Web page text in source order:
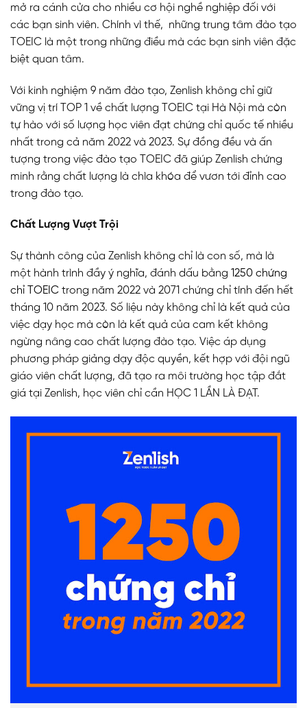
mở ra cánh cửa cho nhiều cơ hội nghề nghiệp đối với
các bạn sinh viên. Chính vì thế, những trung tâm đào tạo
TOEIC là một trong những điều mà các bạn sinh viên đặc
biệt quan tâm.
Với kinh nghiệm 9 năm đào tạo, Zenlish không chỉ giữ
vững vị trí TOP 1 về chất lượng TOEIC tại Hà Nội mà còn
tự hào với số lượng học viên đạt chứng chỉ quốc tế nhiều
nhất trong cả năm 2022 và 2023. Sự đồng đều và ấn
tượng trong việc đào tạo TOEIC đã giúp Zenlish chứng
minh rằng chất lượng là chìa khóa để vươn tới đỉnh cao
trong đào tạo.
Chất Lượng Vượt Trội
Sự thành công của Zenlish không chỉ là con số, mà là
một hành trình đầy ý nghĩa, đánh dấu bằng 1250 chứng
chỉ TOEIC trong năm 2022 và 2071 chứng chỉ tính đến hết
tháng 10 năm 2023. Số liệu này không chỉ là kết quả của
việc dạy học mà còn là kết quả của cam kết không
ngừng nâng cao chất lượng đào tạo. Việc áp dụng
phương pháp giảng dạy độc quyền, kết hợp với đội ngũ
giáo viên chất lượng, đã tạo ra môi trường học tập đắt
giá tại Zenlish, học viên chỉ cần HỌC 1 LẦN LÀ ĐẠT.